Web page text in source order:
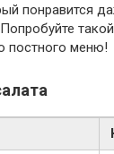
понравится
постного меню!